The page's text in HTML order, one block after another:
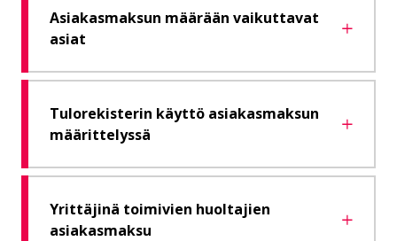
Asiakasmaksun määrään vaikuttavat
asiat
Tulorekisterin käyttö asiakasmaksun
määrittelyssä
Yrittäjinä toimivien huoltajien
asiakasmaksu